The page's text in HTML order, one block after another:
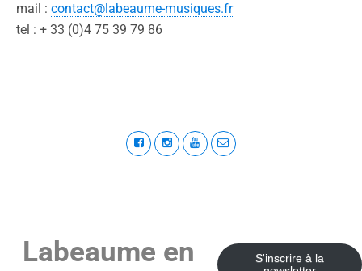
mail : contact@labeaume-musiques.fr
tel : + 33 (0)4 75 39 79 86
Labeaume en
S'inscrire à la